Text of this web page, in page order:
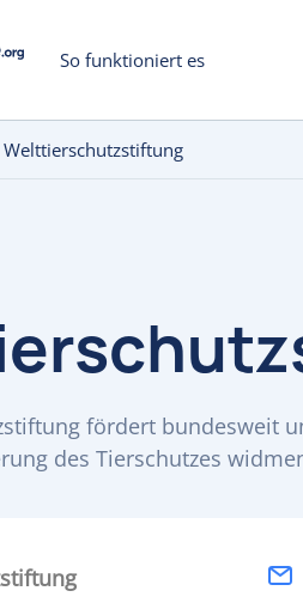
So funktioniert es
Welttierschutzstiftung
fördert bundesweit
des Tierschutzes